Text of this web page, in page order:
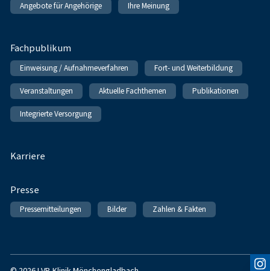
Angebote für Angehörige Ihre Meinung
Fachpublikum
Einweisung / Aufnahmeverfahren Fort- und Weiterbildung
Veranstaltungen Aktuelle Fachthemen Publikationen
Integrierte Versorgung
Karriere
Presse
Pressemitteilungen Bilder Zahlen & Fakten